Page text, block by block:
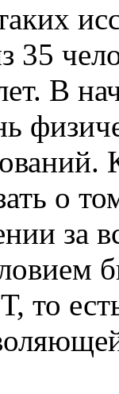
35
В
о
за
то